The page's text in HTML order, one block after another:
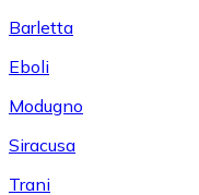
Barletta
Eboli
Modugno
Siracusa
Trani